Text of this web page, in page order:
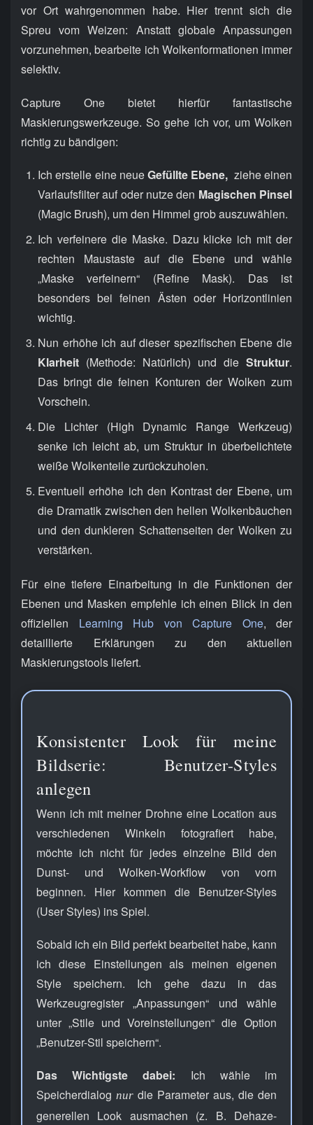
vor Ort wahrgenommen habe. Hier trennt sich die
Spreu vom Weizen: Anstatt globale Anpassungen
vorzunehmen, bearbeite ich Wolkenformationen immer
selektiv.
Capture One bietet hierfür fantastische
Maskierungswerkzeuge. So gehe ich vor, um Wolken
richtig zu bändigen:
Ich erstelle eine neueGefüllte Ebene, ziehe einen
Varlaufsfilter auf oder nutze den Magischen Pinsel
(Magic Brush), um den Himmel grob auszuwählen.
Ich verfeinere die Maske. Dazu klicke ich mit der
rechten Maustaste auf die Ebene und wähle
„Maske verfeinern“ (Refine Mask). Das ist
besonders bei feinen Ästen oder Horizontlinien
wichtig.
Nun erhöhe ich auf dieser spezifischen Ebene die
Klarheit (Methode: Natürlich) und die Struktur.
Das bringt die feinen Konturen der Wolken zum
Vorschein.
Die Lichter (High Dynamic Range Werkzeug)
senke ich leicht ab, um Struktur in überbelichtete
weiße Wolkenteile zurückzuholen.
Eventuell erhöhe ich den Kontrast der Ebene, um
die Dramatik zwischen den hellen Wolkenbäuchen
und den dunkleren Schattenseiten der Wolken zu
verstärken.
Für eine tiefere Einarbeitung in die Funktionen der
Ebenen und Masken empfehle ich einen Blick in den
offiziellen Learning Hub von Capture One, der
detaillierte Erklärungen zu den aktuellen
Maskierungstools liefert.
Konsistenter Look für meine
Bildserie: Benutzer-Styles
anlegen
Wenn ich mit meiner Drohne eine Location aus
verschiedenen Winkeln fotografiert habe,
möchte ich nicht für jedes einzelne Bild den
Dunst- und Wolken-Workflow von vorn
beginnen. Hier kommen die Benutzer-Styles
(User Styles) ins Spiel.
Sobald ich ein Bild perfekt bearbeitet habe, kann
ich diese Einstellungen als meinen eigenen
Style speichern. Ich gehe dazu in das
Werkzeugregister „Anpassungen“ und wähle
unter „Stile und Voreinstellungen“ die Option
„Benutzer-Stil speichern“.
Das Wichtigste dabei: Ich wähle im
Speicherdialog nur die Parameter aus, die den
generellen Look ausmachen (z. B. Dehaze-